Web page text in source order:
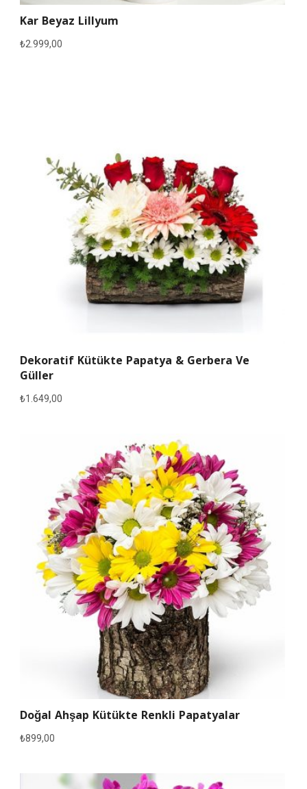
Kar Beyaz Lillyum
₺2.999,00
Dekoratif Kütükte Papatya & Gerbera Ve
Güller
₺1.649,00
Doğal Ahşap Kütükte Renkli Papatyalar
₺899,00